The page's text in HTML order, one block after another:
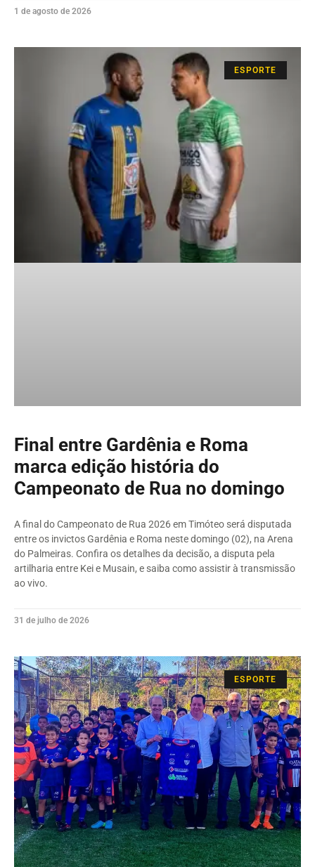
1 de agosto de 2026
ESPORTE
Final entre Gardênia e Roma
marca edição história do
Campeonato de Rua no domingo
A final do Campeonato de Rua 2026 em Timóteo será disputada
entre os invictos Gardênia e Roma neste domingo (02), na Arena
do Palmeiras. Confira os detalhes da decisão, a disputa pela
artilharia entre Kei e Musain, e saiba como assistir à transmissão
ao vivo.
31 de julho de 2026
ESPORTE